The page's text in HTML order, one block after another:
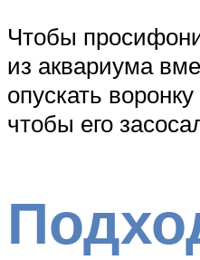
Чтобы
из аквариума
опускать
чтобы его